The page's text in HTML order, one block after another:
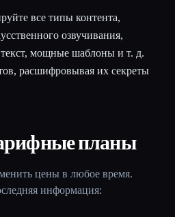
все типы контента,
озвучивания,
текст, мощные шаблоны и т. д.
расшифровывая их секреты
планы
цены в любое время.
информация: